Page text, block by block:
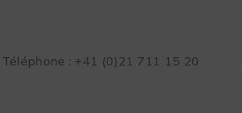
Téléphone : +41 (0)21 711 15 20